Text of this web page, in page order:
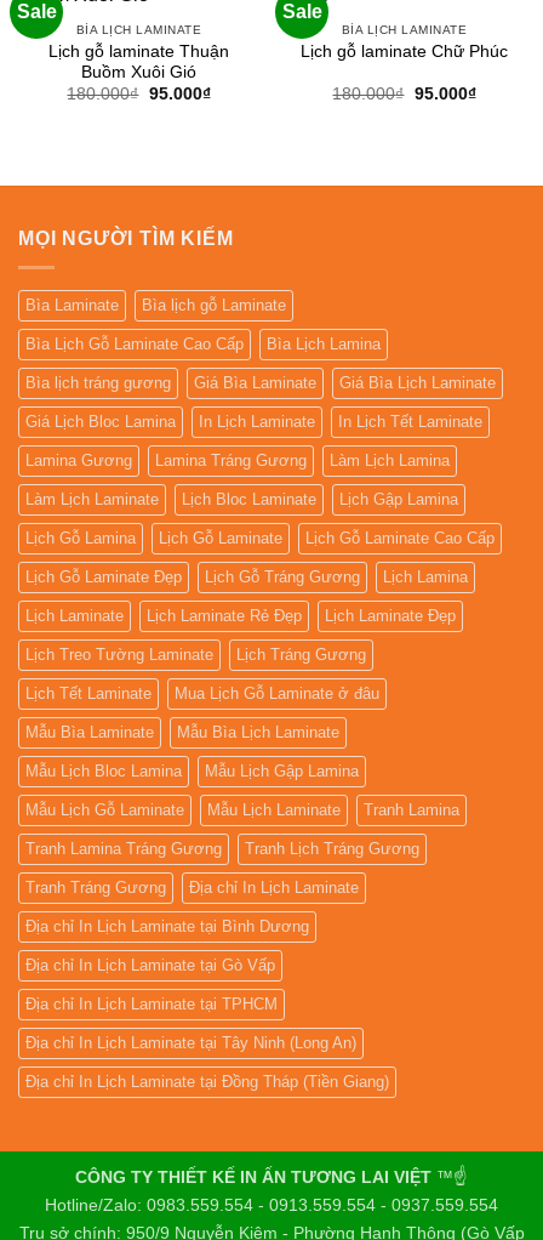
Sale
BÌA LỊCH LAMINATE
Lịch gỗ laminate Thuận
Buồm Xuôi Gió
180.000₫ Giá
95.000₫Giá
Sale
BÌA LỊCH LAMINATE
Lịch gỗ laminate Chữ Phúc
180.000₫ Giá
95.000₫Giá
MỌI NGƯỜI TÌM KIẾM
Bìa Laminate Bìa lịch gỗ Laminate
Bìa Lịch Gỗ Laminate Cao Cấp Bìa Lịch Lamina
Bìa lịch tráng gương Giá Bìa Laminate Giá Bìa Lịch Laminate
Giá Lịch Bloc Lamina In Lịch Laminate In Lịch Tết Laminate
Lamina Gương Lamina Tráng Gương Làm Lịch Lamina
Làm Lịch Laminate Lịch Bloc Laminate Lịch Gập Lamina
Lịch Gỗ Lamina Lịch Gỗ Laminate Lịch Gỗ Laminate Cao Cấp
Lịch Gỗ Laminate Đẹp Lịch Gỗ Tráng Gương Lịch Lamina
Lịch Laminate Lịch Laminate Rẻ Đẹp Lịch Laminate Đẹp
Lịch Treo Tường Laminate Lịch Tráng Gương
Lịch Tết Laminate Mua Lịch Gỗ Laminate ở đâu
Mẫu Bìa Laminate Mẫu Bìa Lịch Laminate
Mẫu Lịch Bloc Lamina Mẫu Lịch Gập Lamina
Mẫu Lịch Gỗ Laminate Mẫu Lịch Laminate Tranh Lamina
Tranh Lamina Tráng Gương Tranh Lịch Tráng Gương
Tranh Tráng Gương Địa chỉ In Lịch Laminate
Địa chỉ In Lịch Laminate tại Bình Dương
Địa chỉ In Lịch Laminate tại Gò Vấp
Địa chỉ In Lịch Laminate tại TPHCM
Địa chỉ In Lịch Laminate tại Tây Ninh (Long An)
Địa chỉ In Lịch Laminate tại Đồng Tháp (Tiền Giang)
CÔNG TY THIẾT KẾ IN ẤN TƯƠNG LAI VIỆT ™☝️
Hotline/Zalo: 0983.559.554 - 0913.559.554 - 0937.559.554
Trụ sở chính: 950/9 Nguyễn Kiệm - Phường Hạnh Thông (Gò Vấp